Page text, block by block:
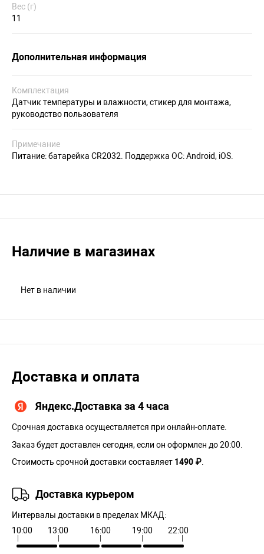
Вес (г)
11
Дополнительная информация
Комплектация
Датчик температуры и влажности, стикер для монтажа,
руководство пользователя
Примечание
Питание: батарейка CR2032. Поддержка ОС: Android, iOS.
Наличие в магазинах
Нет в наличии
Доставка и оплата
Яндекс.Доставка за 4 часа
Срочная доставка осуществляется при онлайн-оплате.
Заказ будет доставлен сегодня, если он оформлен до 20:00.
Стоимость срочной доставки составляет 1490 ₽
Доставка курьером
Интервалы доставки в пределах МКАД:
10:00
13:00 16:00 19:00 22:00